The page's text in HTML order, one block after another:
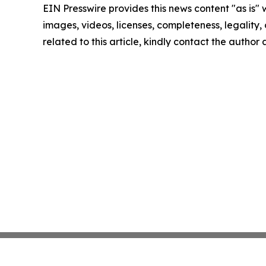
EIN Presswire provides this news content "as
images, videos, licenses, completeness,
related to this article, kindly contact the author